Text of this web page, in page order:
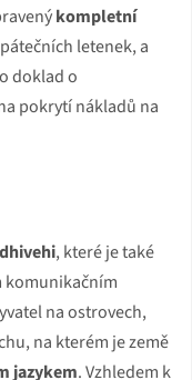
kompletní
letenek, a
doklad o
pokrytí nákladů na
dhivehi, které je také
komunikačním
na ostrovech,
na kterém je země
jazykem. Vzhledem k